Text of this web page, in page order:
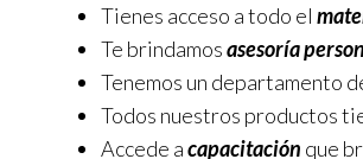
Tienes acceso a todo el
Te brindamosasesoría
Tenemos un departamento
Todos nuestros productos
Accede acapacitación que